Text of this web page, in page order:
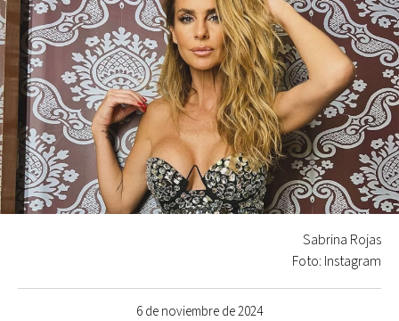
6 de noviembre de 2024
Sabrina Rojas
Foto: Instagram